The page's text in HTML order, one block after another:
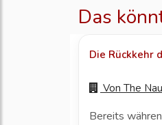
Das
Die Rückkehr
Von The
Bereits